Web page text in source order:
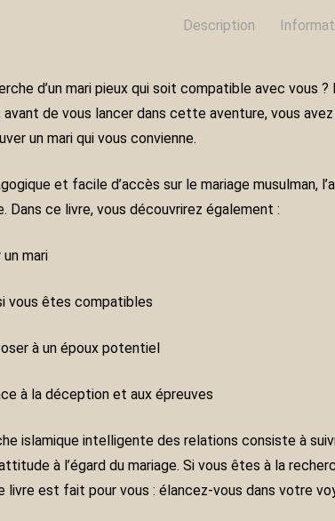
Description
d’un mari pieux qui soit compatible avec vous
avant de vous lancer dans cette aventure, vous
un mari qui vous convienne.
et facile d’accès sur le mariage
Dans ce livre, vous découvrirez également :
mari
vous êtes compatibles
à un époux potentiel
à la déception et aux épreuves
islamique intelligente des relations consiste à
à l’égard du mariage. Si vous êtes à la
livre est fait pour vous : élancez-vous dans votre